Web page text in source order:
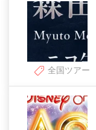
全国ツアー